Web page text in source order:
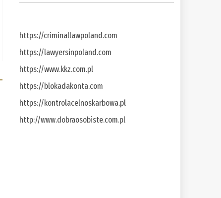
https://criminallawpoland.com
https://lawyersinpoland.com
https://www.kkz.com.pl
https://blokadakonta.com
https://kontrolacelnoskarbowa.pl
http://www.dobraosobiste.com.pl